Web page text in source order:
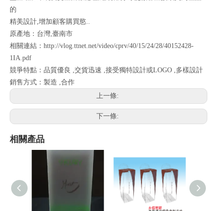
的
精美設計,增加顧客購買慾..
原產地：台灣,臺南市
相關連結：http://vlog.ttnet.net/video/cprv/40/15/24/28/40152428-
1IA.pdf
競爭特點：品質優良 ,交貨迅速 ,接受獨特設計或LOGO ,多樣設計
銷售方式：製造 ,合作
上一條:
下一條:
相關產品